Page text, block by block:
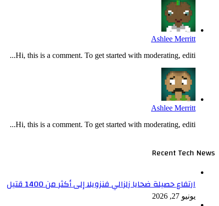
Ashlee Merritt
Hi, this is a comment. To get started with moderating, editi...
Ashlee Merritt
Hi, this is a comment. To get started with moderating, editi...
Recent Tech News
ارتفاع حصيلة ضحايا زلزالي فنزويلا إلى أكثر من 1400 قتيل
يونيو 27, 2026